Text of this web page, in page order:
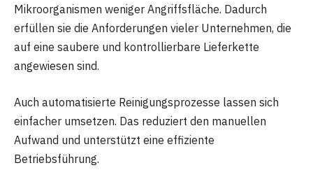
Mikroorganismen weniger Angriffsfläche. Dadurch
erfüllen sie die Anforderungen vieler Unternehmen, die
auf eine saubere und kontrollierbare Lieferkette
angewiesen sind.
Auch automatisierte Reinigungsprozesse lassen sich
einfacher umsetzen. Das reduziert den manuellen
Aufwand und unterstützt eine effiziente
Betriebsführung.